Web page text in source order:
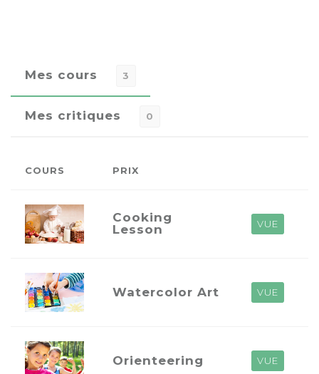
Mes cours 3
Mes critiques 0
COURS PRIX
Cooking
Lesson
VUE
Watercolor Art VUE
Orienteering VUE